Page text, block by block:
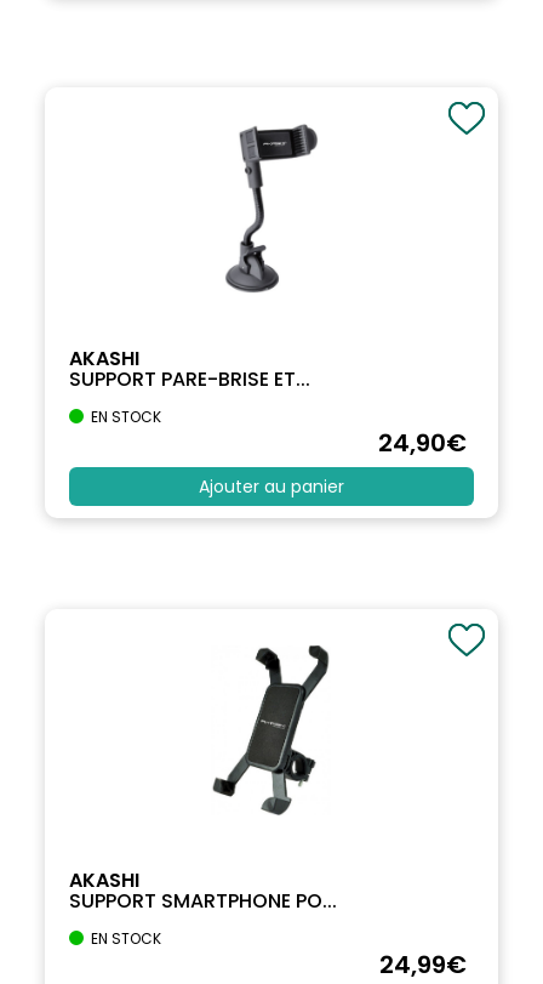
AKASHI
SUPPORT PARE-BRISE ET...
EN STOCK
24,90€
Ajouter au panier
AKASHI
SUPPORT SMARTPHONE PO...
EN STOCK
24,99€